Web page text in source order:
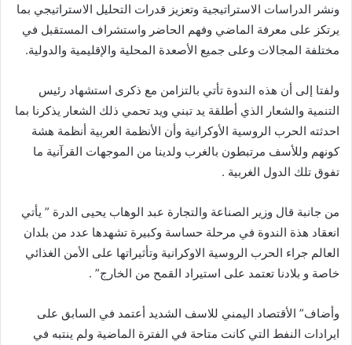
ونشر الدراسات الاستراتيجية وتعزيز قدرات التحليل الاستراتيجي بما
يرتكز على معرفة الماضي وفهم الحاضر واستشراف المستقبل في
مختلفة المجالات وعلى جميع الأصعدة المحلية والإقليمية والدولية.
ولفتا إلى أن هذه الندوة تأتي بالتزامن مع ذكرى استشهاد رئيس
التنمية والشعار الذي أطلقة يد تبني ويد تحمي ذلك الشعار يذكرنا بما
احدثته الحرب الروسية الأوكرانية وأن الأنظمة العربية أنظمة هشة
كونهم وللأسف مرتبطون بالغرب ولدينا من الموجهات القرآنية ما
تفوق تلك الدول الغربية .
من جانبة قال وزير الصناعة والتجارة عبد الوهاب يحيى الدرة ” يأتي
انعقاد هذة الندوة في مرحلة حساسة وكبيرة تشهدها عدد من بلدان
العالم جراء الحرب الروسية الاوكرانية وتأثيراتها على الأمن الغذائي
خاصة و بلادنا تعتمد على استيراد القمح من الخارج” .
وأضاف” الأقتصاد اليمني للاسف الشديد أعتمد في السابق على
ايرادات النفط التي كانت متاحة في الفترة الماضية ولم ينتبه في